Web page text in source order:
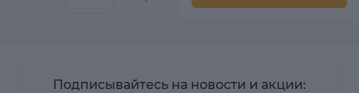
Подписывайтесь на новости и акции: